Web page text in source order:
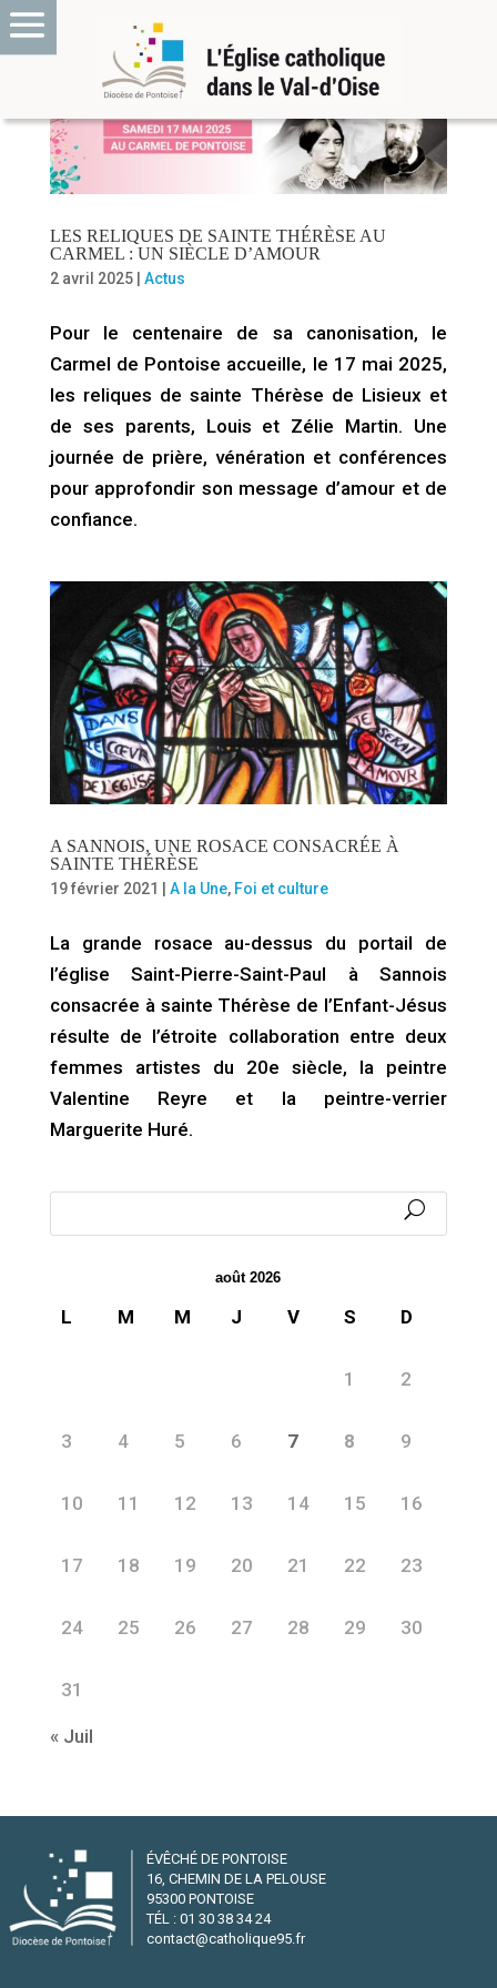
LES RELIQUES DE SAINTE THÉRÈSE AU
CARMEL : UN SIÈCLE D’AMOUR
2 avril 2025| Actus
Pour le centenaire de sa canonisation, le
Carmel de Pontoise accueille, le 17 mai 2025,
les reliques de sainte Thérèse de Lisieux et
de ses parents, Louis et Zélie Martin. Une
journée de prière, vénération et conférences
pour approfondir son message d’amour et de
confiance.
A SANNOIS, UNE ROSACE CONSACRÉE À
SAINTE THÉRÈSE
19 février 2021 A la Une, Foi et culture
La grande rosace au-dessus du portail de
l’église Saint-Pierre-Saint-Paul à Sannois
consacrée à sainte Thérèse de l’Enfant-Jésus
résulte de l’étroite collaboration entre deux
femmes artistes du 20e siècle, la peintre
Valentine Reyre et la peintre-verrier
Marguerite Huré.
août 2026
L M M J V S D
1 2
3 4 5 6 7 8 9
10 11 12 13 14 15 16
17 18 19 20 21 22 23
24 25 26 27 28 29 30
31
« Juil
ÉVÊCHÉ DE PONTOISE
16, CHEMIN DE LA PELOUSE
95300 PONTOISE
TÉL : 01 30 38 34 24
contact@catholique95.fr